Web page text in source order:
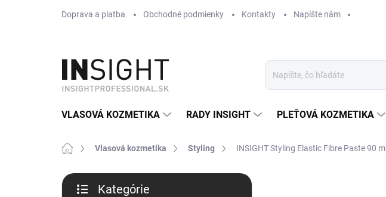
Doprava a platba Obchodné podmienky Kontakty Napíšte nám
VLASOVÁ KOZMETIKA RADY INSIGHT PLEŤOVÁ KOZMETIKA
DomovVlasová kozmetika Styling INSIGHT Styling Elastic Fibre Paste 90 ml
B
Kategórie